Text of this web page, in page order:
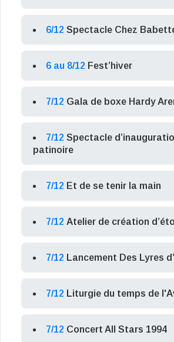
6/12 Spectacle Chez
6 au 8/12 Fest’hiver
7/12 Gala de boxe Hardy
7/12 Spectacle
patinoire
7/12 Et de se tenir la main
7/12 Atelier de création
7/12 Lancement Des Lyres
7/12 Liturgie du temps de
7/12 Concert All Stars 1994